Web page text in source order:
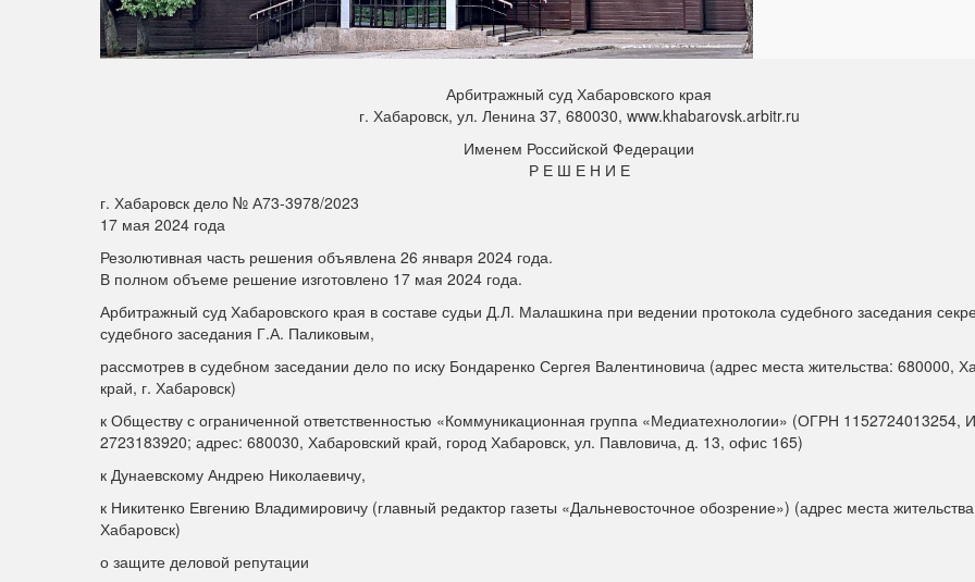
Арбитражный суд Хабаровского края
г. Хабаровск, ул. Ленина 37, 680030, www.khabarovsk.arbitr.ru
Именем Российской Федерации
Р Е Ш Е Н И Е
г. Хабаровск дело № А73-3978/2023
17 мая 2024 года
Резолютивная часть решения объявлена 26 января 2024 года.
В полном объеме решение изготовлено 17 мая 2024 года.
Арбитражный суд Хабаровского края в составе судьи Д.Л. Малашкина при ведении протокола судебного заседания
судебного заседания Г.А. Паликовым,
рассмотрев в судебном заседании дело по иску Бондаренко Сергея Валентиновича (адрес места жительства: 680000,
край, г. Хабаровск)
к Обществу с ограниченной ответственностью «Коммуникационная группа «Медиатехнологии» (ОГРН 1152724013254,
2723183920; адрес: 680030, Хабаровский край, город Хабаровск, ул. Павловича, д. 13, офис 165)
к Дунаевскому Андрею Николаевичу,
к Никитенко Евгению Владимировичу (главный редактор газеты «Дальневосточное обозрение») (адрес места
Хабаровск)
о защите деловой репутации